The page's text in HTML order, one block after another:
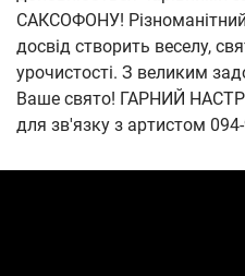
САКСОФОНУ!
досвід створить веселу,
урочистості. З великим
Ваше свято! ГАРНИЙ
для зв'язку з артистом